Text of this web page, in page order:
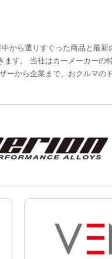
から選りすぐった商品と最
す。 当社はカーメーカーの
から企業まで、おクルマの
IGNITE